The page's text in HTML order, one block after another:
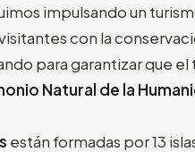
impulsando un
con la
para garantizar que
Natural de la
están formadas por 13